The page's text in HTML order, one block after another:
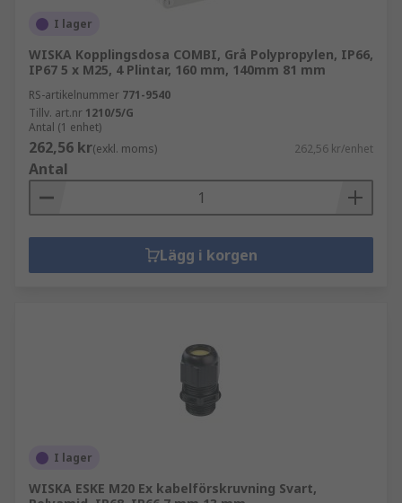
I lager
WISKA Kopplingsdosa COMBI, Grå Polypropylen, IP66,
IP67 5 x M25, 4 Plintar, 160 mm, 140mm 81 mm
RS-artikelnummer 771-9540
Tillv. art.nr 1210/5/G
Antal (1 enhet)
262,56 kr(exkl. moms) 262,56 kr/enhet
Antal
Lägg i korgen
I lager
WISKA ESKE M20 Ex kabelförskruvning Svart,